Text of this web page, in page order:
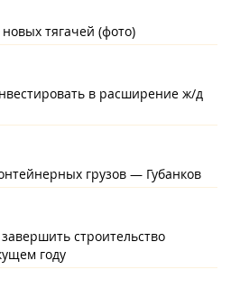
тягачей (фото)
в расширение ж/д
грузов — Губанков
строительство
году